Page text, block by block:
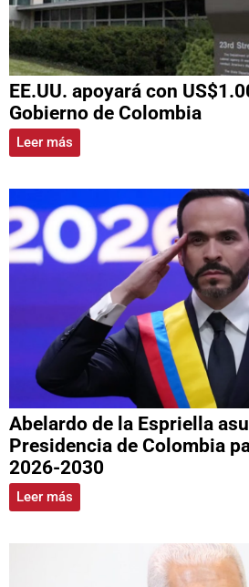
EE.UU. apoyará con
Gobierno de Colombia
Leer más
Abelardo de la Espriella
Presidencia de Colombia
2026-2030
Leer más